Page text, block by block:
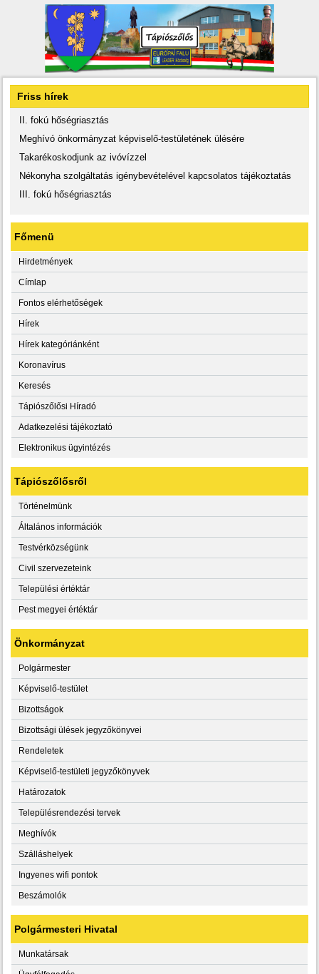
Friss hírek
II. fokú hőségriasztás
Meghívó önkormányzat képviselő-testületének ülésére
Takarékoskodjunk az ivóvízzel
Nékonyha szolgáltatás igénybevételével kapcsolatos tájékoztatás
III. fokú hőségriasztás
Főmenü
Hirdetmények
Címlap
Fontos elérhetőségek
Hírek
Hírek kategóriánként
Koronavírus
Keresés
Tápiószőlősi Híradó
Adatkezelési tájékoztató
Elektronikus ügyintézés
Tápiószőlősről
Történelmünk
Általános információk
Testvérközségünk
Civil szervezeteink
Települési értéktár
Pest megyei értéktár
Önkormányzat
Polgármester
Képviselő-testület
Bizottságok
Bizottsági ülések jegyzőkönyvei
Rendeletek
Képviselő-testületi jegyzőkönyvek
Határozatok
Településrendezési tervek
Meghívók
Szálláshelyek
Ingyenes wifi pontok
Beszámolók
Polgármesteri Hivatal
Munkatársak